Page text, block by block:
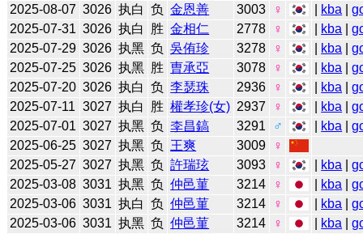
2025-08-07 3026 执白 负 金恩善 3003 ♀ kba |
2025-07-31 3026 执白 胜 金相仁 2778 ♀ kba |
2025-07-29 3026 执黑 负 吳侑珍 3278 ♀ kba |
2025-07-25 3026 执黑 胜 曺承亞 3078 ♀ kba |
2025-07-20 3026 执白 负 李瑟珠 2936 ♀ kba |
2025-07-11 3027 执白 胜 權孝珍(女) 2937 ♀ kba |
2025-07-01 3027 执黑 负 李昌鎬 3291 ♂ kba |
2025-06-25 3027 执黑 负 王爽 3009
♀
2025-05-27 3027 执黑 负 許瑞玹 3093 ♀ kba |
2025-03-08 3031 执黑 负 仲邑菫 3214 ♀ kba |
2025-03-06 3031 执白 负 仲邑菫 3214 ♀ kba |
2025-03-06 3031 执黑 负 仲邑菫 3214 ♀ kba |